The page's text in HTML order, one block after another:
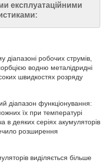
експлуатаційними
робочих струмів,
водню металідридні
швидкостях розряду
діапазон функціонування:
їх при температурі
в деяких серіях акумуляторів
розширення
виділяється більше